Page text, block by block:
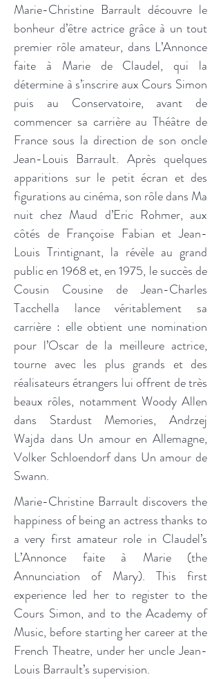
Marie-Christine Barrault découvre le
bonheur d’être actrice grâce à un tout
premier rôle amateur, dans L’Annonce
faite à Marie de Claudel, qui la
détermine à s’inscrire aux Cours Simon
puis au Conservatoire, avant de
commencer sa carrière au Théâtre de
France sous la direction de son oncle
Jean-Louis Barrault. Après quelques
apparitions sur le petit écran et des
figurations au cinéma, son rôle dans Ma
nuit chez Maud d’Eric Rohmer, aux
côtés de Françoise Fabian et Jean-
Louis Trintignant, la révèle au grand
public en 1968 et, en 1975, le succès de
Cousin Cousine de Jean-Charles
Tacchella lance véritablement sa
carrière : elle obtient une nomination
pour l’Oscar de la meilleure actrice,
tourne avec les plus grands et des
réalisateurs étrangers lui offrent de très
beaux rôles, notamment Woody Allen
dans Stardust Memories, Andrzej
Wajda dans Un amour en Allemagne,
Volker Schloendorf dans Un amour de
Swann.
Marie-Christine Barrault discovers the
happiness of being an actress thanks to
a very first amateur role in Claudel’s
L’Annonce faite à Marie (the
Annunciation of Mary). This first
experience led her to register to the
Cours Simon, and to the Academy of
Music, before starting her career at the
French Theatre, under her uncle Jean-
Louis Barrault’s supervision.